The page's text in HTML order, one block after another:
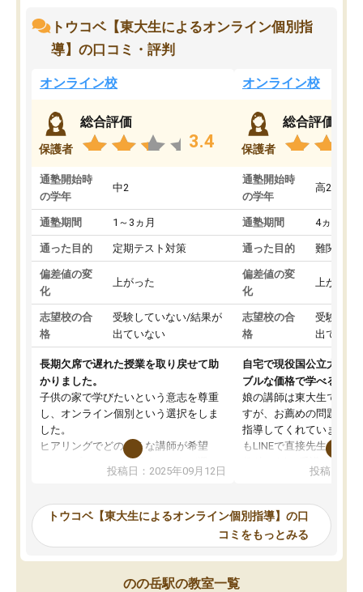
トウコベ【東大生によるオンライン個別指
導】の口コミ・評判
オンライン校
保護者
総合評価
3.4
通塾開始時
の学年
中2
通塾期間 1～3ヵ月
通った目的 定期テスト対策
偏差値の変
化
上がった
志望校の合
格
受験していない/結果が
出ていない
長期欠席で遅れた授業を取り戻せて助
かりました。
子供の家で学びたいという意志を尊重
し、オンライン個別という選択をしま
した。
ヒアリングでどのような講師が希望
か、オプションは付帯するかなど選ぶ
事が出来ました。
ーティングを行い、その講師で良いか
見てから講師を決定する事ができま
す。
うちの子は、初回面談の講師の方で決
投稿日：2025年09月12日
オンライン校
保護者
総合評価
通塾開始時
の学年
高2
通塾期間 4ヵ月～1
通った目的 難関私立
偏差値の変
化
上がった
志望校の合
格
受験して
出ていな
自宅で現役国公立大学生
ブルな価格で学べる
娘の講師は東大生では無
すが、お薦めの問題集や
指導してくれています。
もLINEで直接先生に質問
めれるので、個人に合
いなのがあり(有料)、受
ことをどんなスケジュー
くか相談したのですが、
ち期待したものではなく
投稿日：
トウコベ【東大生によるオンライン個別指導】の口
コミをもっとみる
のの岳駅の教室一覧